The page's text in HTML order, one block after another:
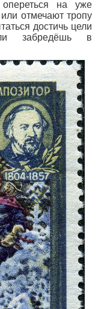
на уже
отмечают тропу
достичь цели
забредёшь в